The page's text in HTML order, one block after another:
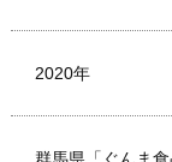
2020年